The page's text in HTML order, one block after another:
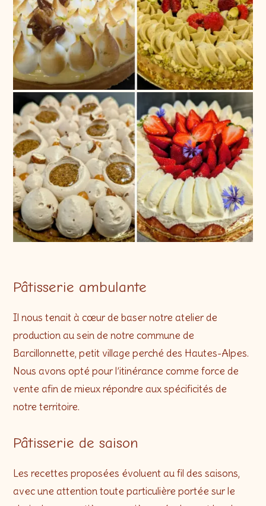
Pâtisserie ambulante
Il nous tenait à cœur de baser notre atelier de
production au sein de notre commune de
Barcillonnette, petit village perché des Hautes-Alpes.
Nous avons opté pour l’itinérance comme force de
vente afin de mieux répondre aux spécificités de
notre territoire.
Pâtisserie de saison
Les recettes proposées évoluent au fil des saisons,
avec une attention toute particulière portée sur le